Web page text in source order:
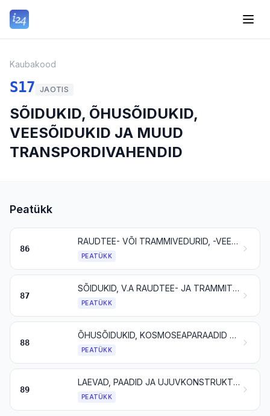
Kaubakood
S17 JAOTIS
SÕIDUKID, ÕHUSÕIDUKID,
VEESÕIDUKID JA MUUD
TRANSPORDIVAHENDID
Peatükk
86
RAUDTEE- VÕI TRAMMIVEDURID, -VEEREM NING NENDE OSAD; RAUDTEE- VÕI TRAMMITEESEADMED JA -TARVIKUD NING NENDE OSAD; MITMESUGUSED MEHAANILISED (SH ELEKTROMEHAANILISED) LIIKLUSKORRALDUSSEADMED
PEATÜKK
87
SÕIDUKID, V.A RAUDTEE- JA TRAMMITEEVEEREM, NING NENDE OSAD JA TARVIKUD
PEATÜKK
88
ÕHUSÕIDUKID, KOSMOSEAPARAADID JA NENDE OSAD
PEATÜKK
89
LAEVAD, PAADID JA UJUVKONSTRUKTSIOONID
PEATÜKK